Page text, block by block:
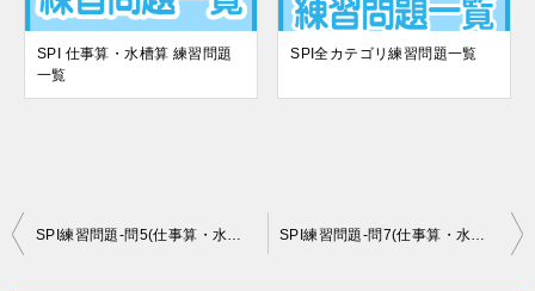
SPI 仕事算・水槽算 練習問題
一覧
SPI全カテゴリ練習問題一覧
投